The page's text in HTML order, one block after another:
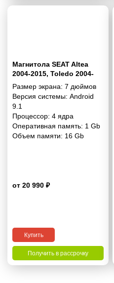
Магнитола SEAT Altea
2004-2015, Toledo 2004-
2009 (Right Wheel) 7
дюймов - 9.1 1/16 Гб
Simple
Размер экрана: 7 дюймов
Версия системы: Android
9.1
Процессор: 4 ядра
Оперативная память: 1 Gb
Объем памяти: 16 Gb
от 20 990 ₽
Купить
Получить в рассрочку